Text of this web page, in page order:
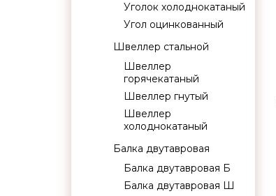
Уголок холоднокатаный
Угол оцинкованный
Швеллер стальной
Швеллер
горячекатаный
Швеллер гнутый
Швеллер
холоднокатаный
Балка двутавровая
Балка двутавровая Б
Балка двутавровая Ш